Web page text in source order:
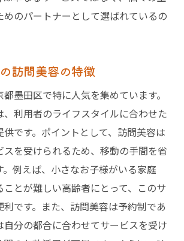
めのパートナーとして選ばれているの
訪問美容の特徴
墨田区で特に人気を集めています。
、利用者のライフスタイルに合わせた
です。ポイントとして、訪問美容は
スを受けられるため、移動の手間を省
。例えば、小さなお子様がいる家庭
とが難しい高齢者にとって、このサ
です。また、訪問美容は予約制であ
自分の都合に合わせてサービスを受け